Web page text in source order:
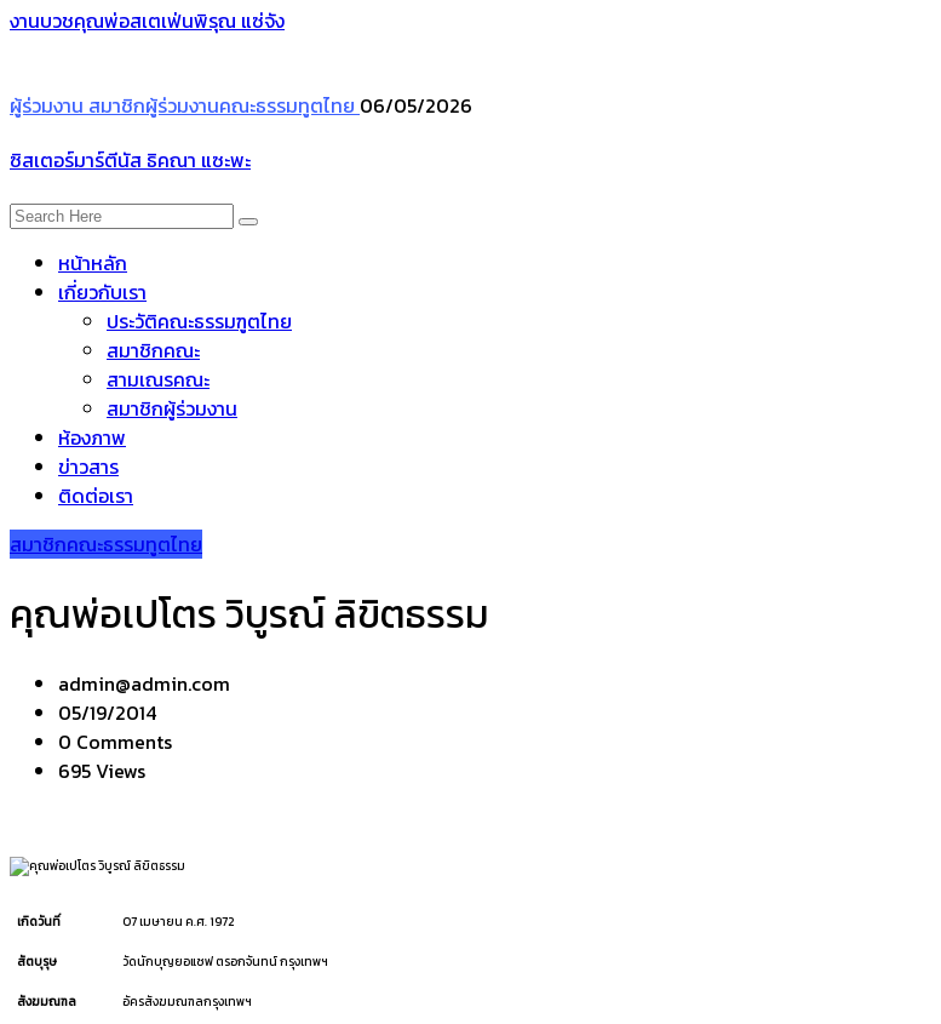
งานบวชคุณพ่อสเตเฟ่นพิรุณ แซ่จัง
ผู้ร่วมงาน สมาชิกผู้ร่วมงานคณะธรรมทูตไทย 06/05/2026
ซิสเตอร์มาร์ตีนัส ธิคณา แซะพะ
หน้าหลัก
เกี่ยวกับเรา
ประวัติคณะธรรมฑูตไทย
สมาชิกคณะ
สามเณรคณะ
สมาชิกผู้ร่วมงาน
ห้องภาพ
ข่าวสาร
ติดต่อเรา
สมาชิกคณะธรรมทูตไทย
คุณพ่อเปโตร วิบูรณ์ ลิขิตธรรม
admin@admin.com
05/19/2014
0 Comments
695 Views
เกิดวันที่ 07 เมษายน ค.ศ. 1972
สัตบุรุษ วัดนักบุญยอแซฟ ตรอกจันทน์ กรุงเทพฯ
สังฆมณฑล อัครสังฆมณฑลกรุงเทพฯ